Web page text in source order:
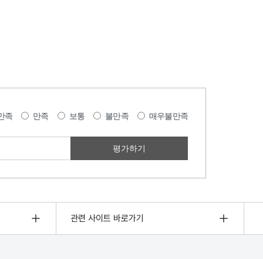
족 만족 보통 불만족 매우불만족
관련 사이트 바로가기